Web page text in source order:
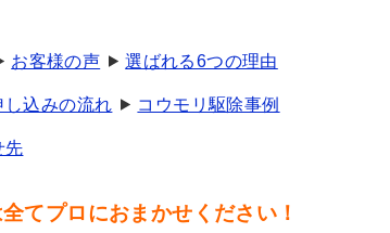
お客様の声 選ばれる6つの理由
し込みの流れ コウモリ駆除事例
先
てプロにおまかせください！